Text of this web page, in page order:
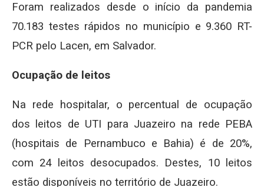
Foram realizados desde o início da pandemia
70.183 testes rápidos no município e 9.360 RT-
PCR pelo Lacen, em Salvador.
Ocupação de leitos
Na rede hospitalar, o percentual de ocupação
dos leitos de UTI para Juazeiro na rede PEBA
(hospitais de Pernambuco e Bahia) é de 20%,
com 24 leitos desocupados. Destes, 10 leitos
estão disponíveis no território de Juazeiro.